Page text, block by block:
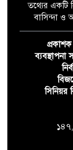
তথ্যের একটি
বাসিন্দা ও
ব্যবস্থাপনা
সিনিয়র